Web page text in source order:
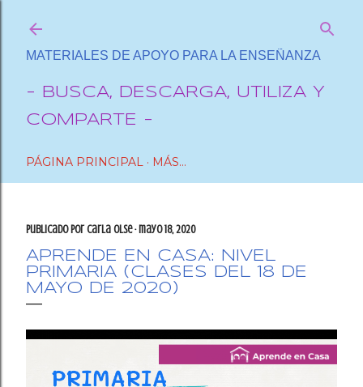
MATERIALES DE APOYO PARA LA ENSEÑANZA
- BUSCA, DESCARGA, UTILIZA Y
COMPARTE -
PÁGINA PRINCIPAL MÁS…
Publicado por Carla OlSe mayo 18, 2020
APRENDE EN CASA: NIVEL
PRIMARIA (CLASES DEL 18 DE
MAYO DE 2020)